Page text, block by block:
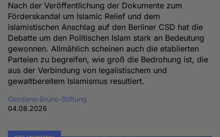
Nach der Veröffentlichung der Dokumente zum
Förderskandal um Islamic Relief und dem
islamistischen Anschlag auf den Berliner CSD hat die
Debatte um den Politischen Islam stark an Bedeutung
gewonnen. Allmählich scheinen auch die etablierten
Parteien zu begreifen, wie groß die Bedrohung ist, die
aus der Verbindung von legalistischem und
gewaltbereitem Islamismus resultiert.
Giordano-Bruno-Stiftung
04.08.2026